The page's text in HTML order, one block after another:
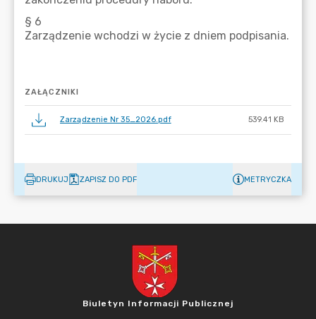
ZAŁĄCZNIKI
Zarządzenie Nr 35_2026.pdf 539.41 KB
DRUKUJ ZAPISZ DO PDF METRYCZKA
Biuletyn Informacji Publicznej